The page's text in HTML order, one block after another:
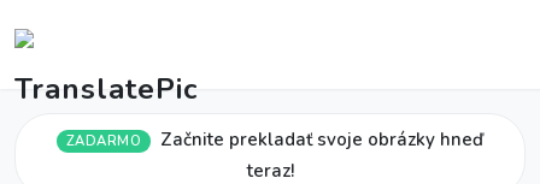
ZADARMO
Začnite prekladať svoje obrázky hneď
teraz!